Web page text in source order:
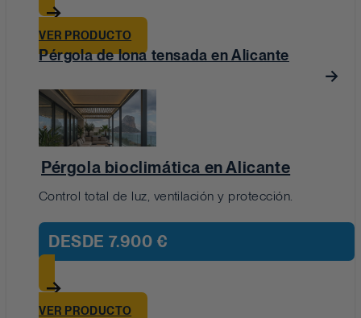
VER PRODUCTO
Pérgola de lona tensada en Alicante
Pérgola bioclimática en Alicante
Control total de luz, ventilación y protección.
DESDE 7.900 €
VER PRODUCTO